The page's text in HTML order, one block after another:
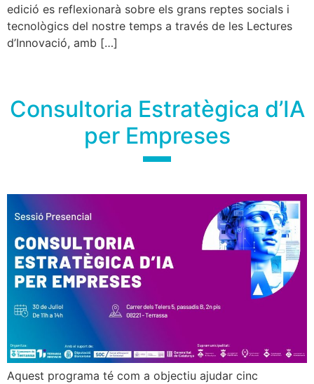
edició es reflexionarà sobre els grans reptes socials i
tecnològics del nostre temps a través de les Lectures
d’Innovació, amb […]
Consultoria Estratègica d’IA
per Empreses
Aquest programa té com a objectiu ajudar cinc